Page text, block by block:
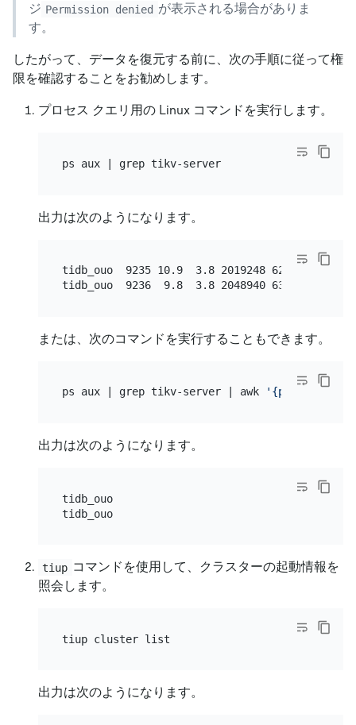
ジ Permission denied が表示される場合がありま
す。
したがって、データを復元する前に、次の手順に従って権
限を確認することをお勧めします。
プロセス クエリ用の Linux コマンドを実行します。
ps aux | grep tikv-server
出力は次のようになります。
tidb_ouo  9235 10.9  3.8 2019248 622776 ?
または、次のコマンドを実行することもできます。
ps aux | grep tikv-server | awk '{print $1}'
出力は次のようになります。
tidb_ouo
tidb_ouo
tiup コマンドを使用して、クラスターの起動情報を
照会します。
出力は次のようになります。